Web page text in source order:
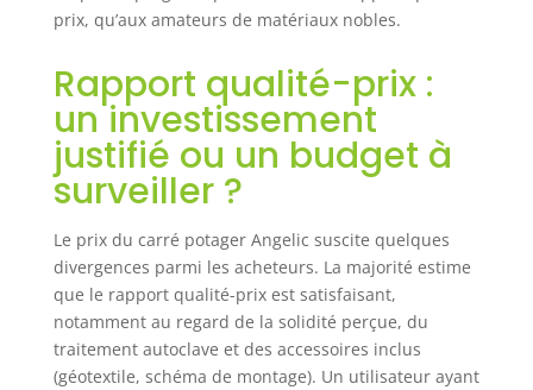
prix, qu’aux amateurs de matériaux nobles.
Rapport qualité-prix :
un investissement
justifié ou un budget à
surveiller ?
Le prix du carré potager Angelic suscite quelques
divergences parmi les acheteurs. La majorité estime
que le rapport qualité-prix est satisfaisant,
notamment au regard de la solidité perçue, du
traitement autoclave et des accessoires inclus
(géotextile, schéma de montage). Un utilisateur ayant